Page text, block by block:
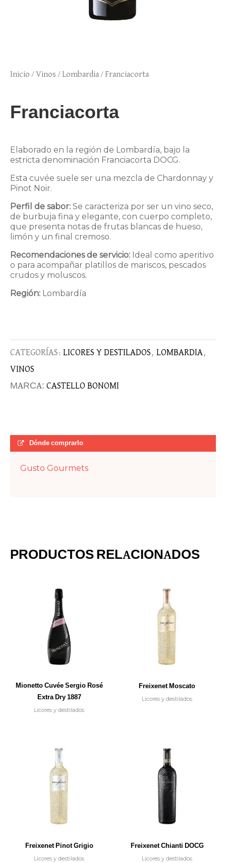
Inicio /Vinos /Lombardia/ Franciacorta
Franciacorta
Elaborado en la región de Lombardía, bajo la
estricta denominación Franciacorta DOCG.
Esta cuvée suele ser una mezcla de Chardonnay y
Pinot Noir.
Perfil de sabor: Se caracteriza por ser un vino seco,
de burbuja fina y elegante, con cuerpo completo,
que presenta notas de frutas blancas de hueso,
limón y un final cremoso.
Recomendaciones de servicio: Ideal como aperitivo
o para acompañar platillos de mariscos, pescados
crudos y moluscos.
Región: Lombardía
CATEGORÍAS: LICORES Y DESTILADOS , LOMBARDIA ,
VINOS
MARCA: CASTELLO BONOMI
Dónde comprarlo
Gusto Gourmets
PRODUCTOS RELACIONADOS
Mionetto Cuvée Sergio Rosé
Extra Dry 1887
Licores y destilados
Freixenet Moscato
Licores y destilados
Freixenet Pinot Grigio
Licores y destilados
Freixenet Chianti DOCG
Licores y destilados